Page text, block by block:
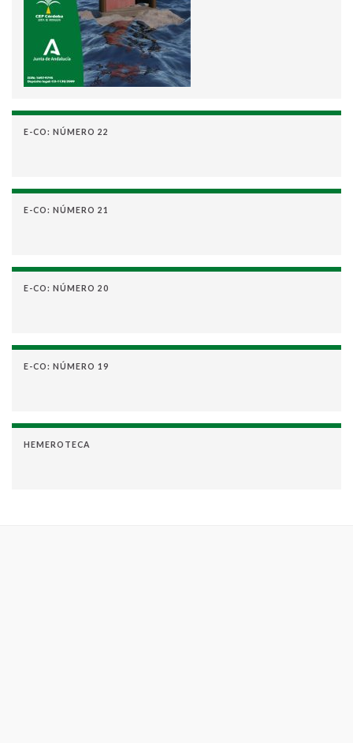
E-CO: NÚMERO 22
E-CO: NÚMERO 21
E-CO: NÚMERO 20
E-CO: NÚMERO 19
HEMEROTECA